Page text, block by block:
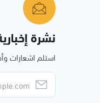
نشرة
استلم اشعارات